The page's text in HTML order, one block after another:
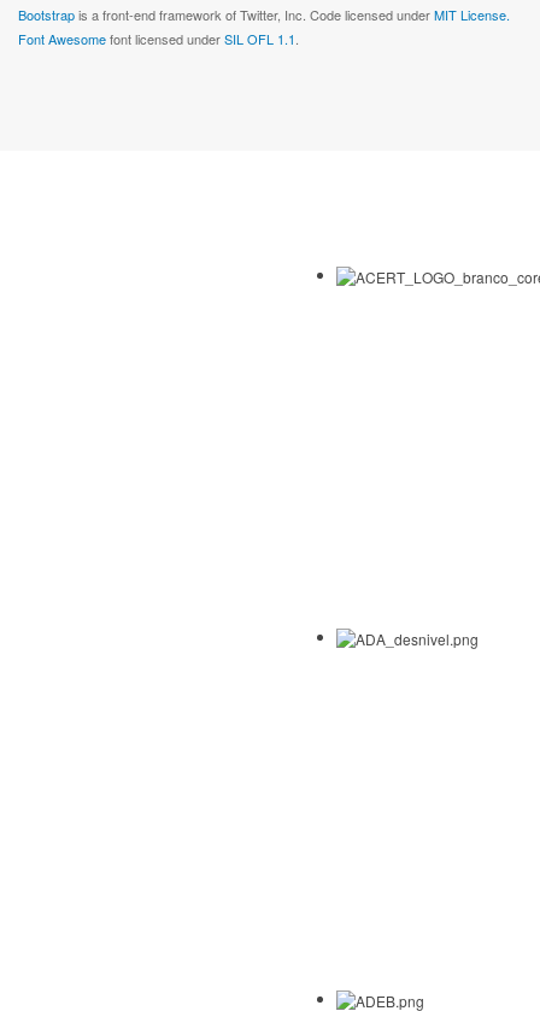
Bootstrapis a front-end framework of Twitter, Inc. Code licensed underMIT License.
Font Awesomefont licensed underSIL OFL 1.1